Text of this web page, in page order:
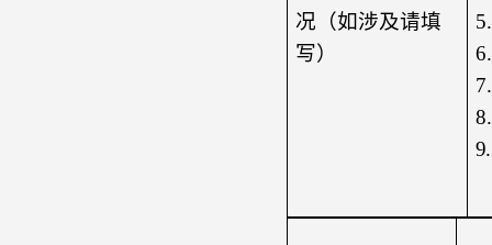
况（如涉及请填
写）
5.
6.
7.
8.
9.